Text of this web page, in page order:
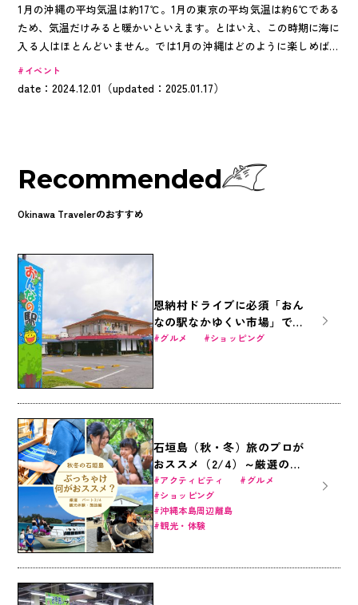
1月の沖縄の平均気温は約17℃。1月の東京の平均気温は約6℃である
ため、気温だけみると暖かいといえます。とはいえ、この時期に海に
入る人はほとんどいません。では1月の沖縄はどのように楽しめばよ
いのでしょうか？ 1月の沖縄では、琉球王国時代の雰囲気を感じられ
たり、桜を間近で観賞できたりと、この時期だからこそ楽しめるイベ
イベント
date：2024.12.01（updated：2025.01.17）
Recommended
Okinawa Travelerのおすすめ
恩納村ドライブに必須「おん
なの駅なかゆくい市場」で沖
縄グルメを食べつくす！
グルメ ショッピング
石垣島（秋・冬）旅のプロが
おススメ（2/4）～厳選の観
光体験・施設編～
アクティビティ
グルメ
ショッピング
沖縄本島周辺離島
観光・体験